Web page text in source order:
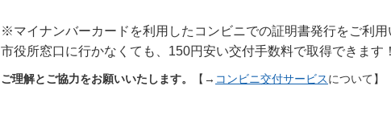
※マイナンバーカードを利用したコンビニでの証明書発行をご利
市役所窓口に行かなくても、150円安い交付手数料で取得できます
ご理解とご協力をお願いいたします。 【→ コンビニ交付サービスについて】